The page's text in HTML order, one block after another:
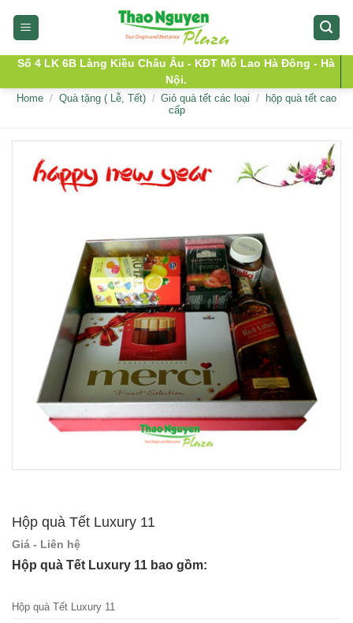
Số 4 LK 6B Làng Kiều Châu Âu - KĐT Mỗ Lao Hà Đông - Hà
Nội.
Home / Quà tặng ( Lễ, Tết) / Giỏ quà tết các loại /
hộp quà tết cao
cấp
Hộp quà Tết Luxury 11
Giá - Liên hệ
Hộp quà Tết Luxury 11 bao gồm:
Hộp quà Tết Luxury 11